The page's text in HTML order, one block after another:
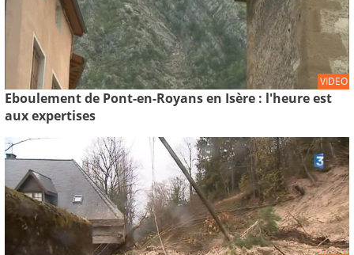
VIDEO
Eboulement de Pont-en-Royans en Isère : l'heure est
aux expertises